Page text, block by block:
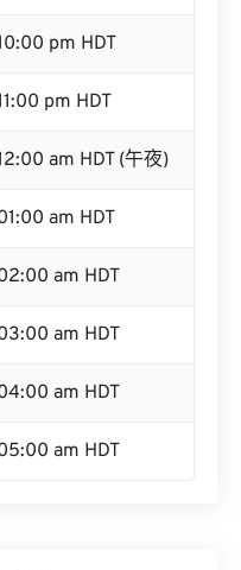
pm HDT
pm HDT
am HDT (午夜)
am HDT
am HDT
am HDT
am HDT
am HDT